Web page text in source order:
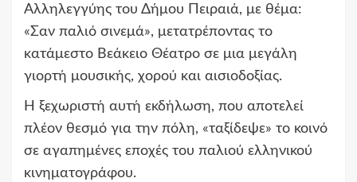
Αλληλεγγύης του Δήμου Πειραιά, με θέμα:
«Σαν παλιό σινεμά», μετατρέποντας το
κατάμεστο Βεάκειο Θέατρο σε μια μεγάλη
γιορτή μουσικής, χορού και αισιοδοξίας.
Η ξεχωριστή αυτή εκδήλωση, που αποτελεί
πλέον θεσμό για την πόλη, «ταξίδεψε» το κοινό
σε αγαπημένες εποχές του παλιού ελληνικού
κινηματογράφου.